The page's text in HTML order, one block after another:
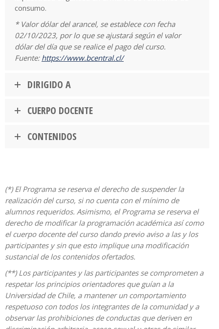
consumo.
* Valor dólar del arancel, se establece con fecha
02/10/2023, por lo que se ajustará según el valor
dólar del día que se realice el pago del curso.
Fuente: https://www.bcentral.cl/
DIRIGIDO A
CUERPO DOCENTE
CONTENIDOS
(*) El Programa se reserva el derecho de suspender la
realización del curso, si no cuenta con el mínimo de
alumnos requeridos. Asimismo, el Programa se reserva el
derecho de modificar la programación académica así como
el cuerpo docente del curso dando previo aviso a las y los
participantes y sin que esto implique una modificación
sustancial de los contenidos ofertados.
(**) Los participantes y las participantes se comprometen a
respetar los principios orientadores que guían a la
Universidad de Chile, a mantener un comportamiento
respetuoso con todos los integrantes de la comunidad y a
observar las prohibiciones de conductas que deriven en